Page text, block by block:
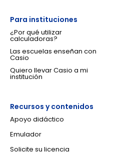
Para instituciones
¿Por qué utilizar
calculadoras?
Las escuelas enseñan con
Casio
Quiero llevar Casio a mi
institución
Recursos y contenidos
Apoyo didáctico
Emulador
Solicite su licencia